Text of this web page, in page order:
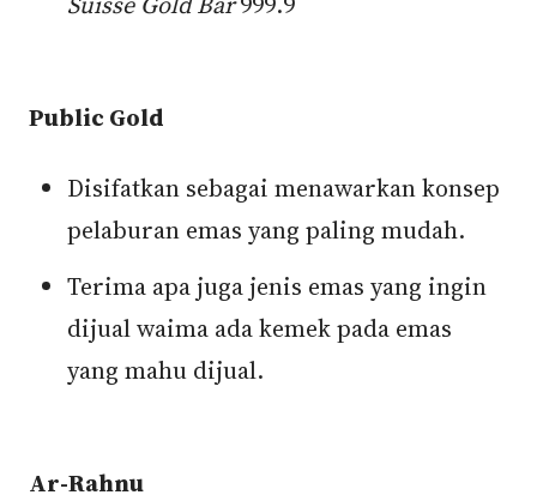
Public Gold
Disifatkan sebagai menawarkan konsep
pelaburan emas yang paling mudah.
Terima apa juga jenis emas yang ingin
dijual waima ada kemek pada emas
yang mahu dijual.
Ar-Rahnu